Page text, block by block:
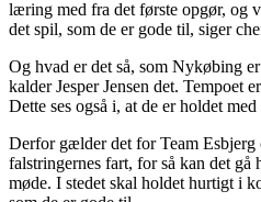
læring med fra det første opgør, og
det spil, som de er gode til, siger
Og hvad er det så, som Nykøbing
kalder Jesper Jensen det. Tempoet
Dette ses også i, at de er holdet
Derfor gælder det for Team Esbjerg
falstringernes fart, for så kan det gå
møde. I stedet skal holdet hurtigt i